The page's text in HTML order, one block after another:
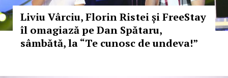
Liviu Vârciu, Florin Ristei și FreeStay
îl omagiază pe Dan Spătaru,
sâmbătă, la “Te cunosc de undeva!”